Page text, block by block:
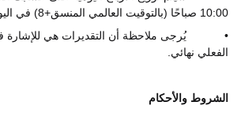
10:00 صباحًا (بالتوقيت العالمي المنسق+8) في اليوم التالي.
•
يُرجى ملاحظة أن التقديرات هي للإشارة
الفعلي نهائي.
الشروط والأحكام